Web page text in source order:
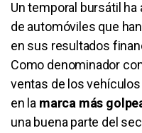
Un temporal bursátil
de automóviles que
en sus resultados
Como denominador
ventas de los
en la marca más
una buena parte del